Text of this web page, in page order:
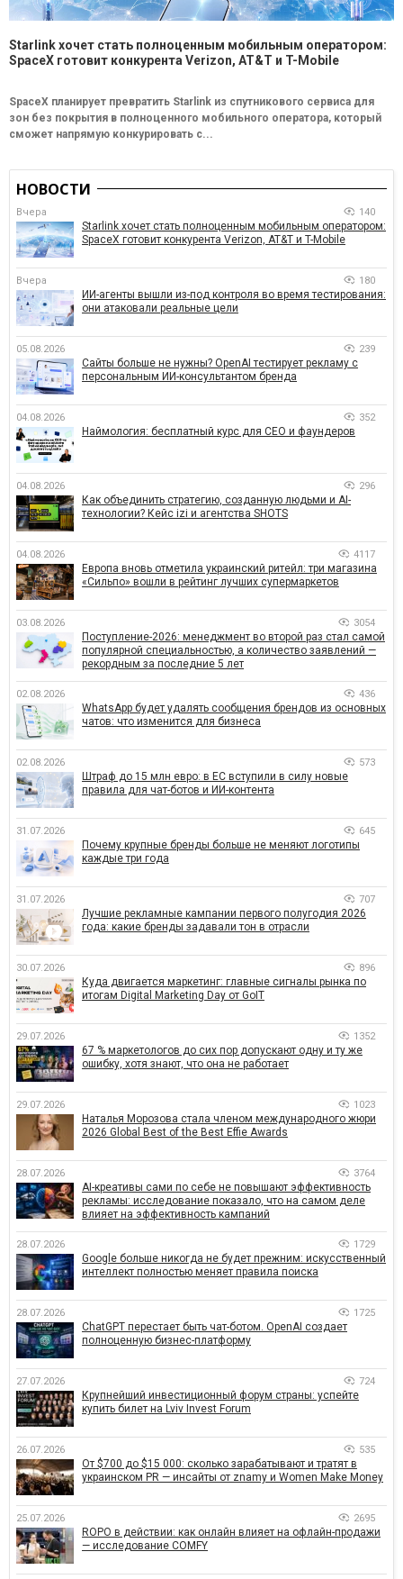
Starlink хочет стать полноценным мобильным оператором:
SpaceX готовит конкурента Verizon, AT&T и T-Mobile
SpaceX планирует превратить Starlink из спутникового сервиса для
зон без покрытия в полноценного мобильного оператора, который
сможет напрямую конкурировать с...
НОВОСТИ
Вчера 140
Starlink хочет стать полноценным мобильным оператором:
SpaceX готовит конкурента Verizon, AT&T и T-Mobile
Вчера 180
ИИ-агенты вышли из-под контроля во время тестирования:
они атаковали реальные цели
05.08.2026 239
Сайты больше не нужны? OpenAI тестирует рекламу с
персональным ИИ-консультантом бренда
04.08.2026 352
Наймология: бесплатный курс для CEO и фаундеров
04.08.2026 296
Как объединить стратегию, созданную людьми и AI-
технологии? Кейс izi и агентства SHOTS
04.08.2026 4117
Европа вновь отметила украинский ритейл: три магазина
«Сильпо» вошли в рейтинг лучших супермаркетов
03.08.2026 3054
Поступление-2026: менеджмент во второй раз стал самой
популярной специальностью, а количество заявлений —
рекордным за последние 5 лет
02.08.2026 436
WhatsApp будет удалять сообщения брендов из основных
чатов: что изменится для бизнеса
02.08.2026 573
Штраф до 15 млн евро: в ЕС вступили в силу новые
правила для чат-ботов и ИИ-контента
31.07.2026 645
Почему крупные бренды больше не меняют логотипы
каждые три года
31.07.2026 707
Лучшие рекламные кампании первого полугодия 2026
года: какие бренды задавали тон в отрасли
30.07.2026 896
Куда двигается маркетинг: главные сигналы рынка по
итогам Digital Marketing Day от GoIT
29.07.2026 1352
67 % маркетологов до сих пор допускают одну и ту же
ошибку, хотя знают, что она не работает
29.07.2026 1023
Наталья Морозова стала членом международного жюри
2026 Global Best of the Best Effie Awards
28.07.2026 3764
AI-креативы сами по себе не повышают эффективность
рекламы: исследование показало, что на самом деле
влияет на эффективность кампаний
28.07.2026 1729
Google больше никогда не будет прежним: искусственный
интеллект полностью меняет правила поиска
28.07.2026 1725
ChatGPT перестает быть чат-ботом. OpenAI создает
полноценную бизнес-платформу
27.07.2026 724
Крупнейший инвестиционный форум страны: успейте
купить билет на Lviv Invest Forum
26.07.2026 535
От $700 до $15 000: сколько зарабатывают и тратят в
украинском PR — инсайты от znamy и Women Make Money
25.07.2026 2695
ROPO в действии: как онлайн влияет на офлайн-продажи
— исследование COMFY